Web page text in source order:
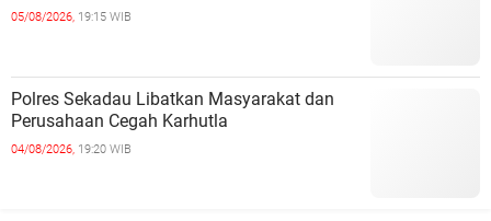
05/08/2026, 19:15 WIB
Polres Sekadau Libatkan Masyarakat dan
Perusahaan Cegah Karhutla
04/08/2026, 19:20 WIB